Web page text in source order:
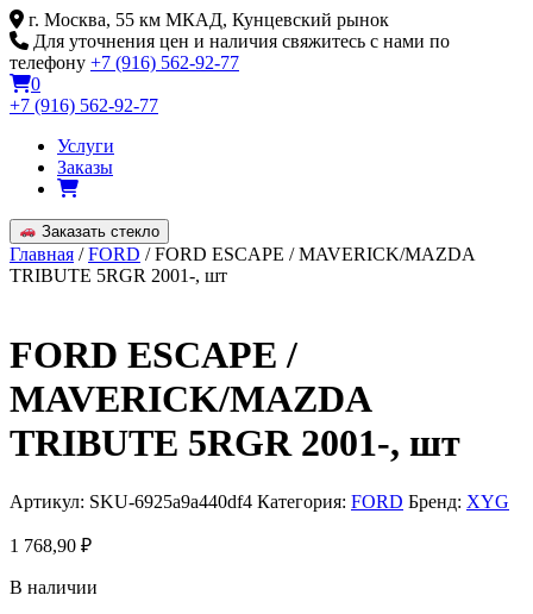
Skip
to
content
г. Москва, 55 км МКАД, Кунцевский рынок
Для уточнения цен и наличия свяжитесь с нами по
телефону +7 (916) 562-92-77
0
+7 (916) 562-92-77
Услуги
Заказы
Заказать стекло
Главная /FORD / FORD ESCAPE / MAVERICK/MAZDA
TRIBUTE 5RGR 2001-, шт
FORD ESCAPE /
MAVERICK/MAZDA
TRIBUTE 5RGR 2001-, шт
Артикул: SKU-6925a9a440df4 Категория: FORD Бренд: XYG
1 768,90 ₽
В наличии